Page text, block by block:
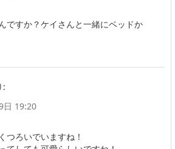
ですか？ケイさんと一緒にベッドか
:
日 19:20
つろいでいますね！